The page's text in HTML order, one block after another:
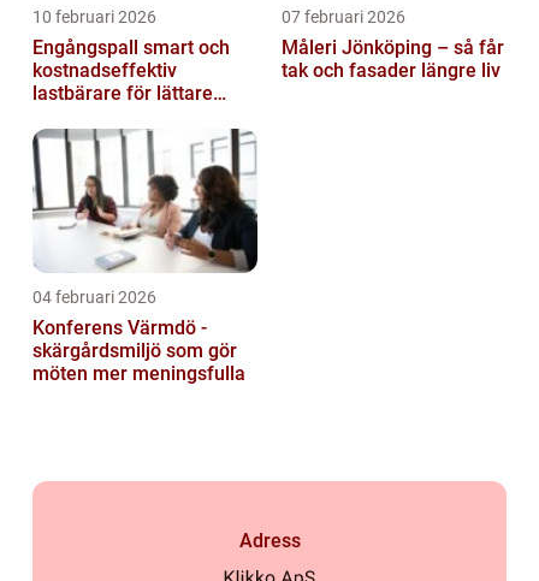
10 februari 2026
Engångspall smart och
kostnadseffektiv
lastbärare för lättare
07 februari 2026
Måleri Jönköping – så får
tak och fasader längre liv
04 februari 2026
Konferens Värmdö -
skärgårdsmiljö som gör
möten mer meningsfulla
Adress